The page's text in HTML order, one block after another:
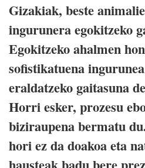
Gizakiak, beste
ingurunera egokitzeko
Egokitzeko ahalmen
sofistikatuena
eraldatzeko gaitasuna
Horri esker, prozesu
biziraupena bermatu
hori ez da doakoa eta